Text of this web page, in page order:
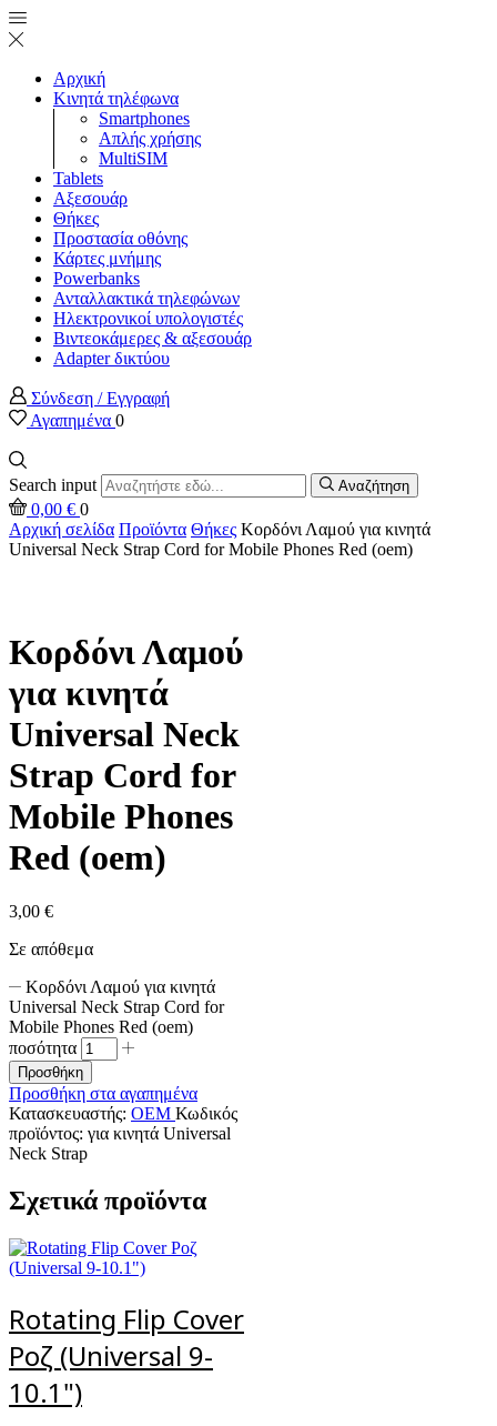
Αρχική
Κινητά τηλέφωνα
Smartphones
Απλής χρήσης
MultiSIM
Tablets
Αξεσουάρ
Θήκες
Προστασία οθόνης
Κάρτες μνήμης
Powerbanks
Ανταλλακτικά τηλεφώνων
Ηλεκτρονικοί υπολογιστές
Βιντεοκάμερες & αξεσουάρ
Adapter δικτύου
Σύνδεση / Εγγραφή
Αγαπημένα 0
Search input Αναζήτηση
0,00 € 0
Αρχική σελίδα Προϊόντα Θήκες Κορδόνι Λαμού για κινητά
Universal Neck Strap Cord for Mobile Phones Red (oem)
Κορδόνι Λαμού
για κινητά
Universal Neck
Strap Cord for
Mobile Phones
Red (oem)
3,00 €
Σε απόθεμα
Κορδόνι Λαμού για κινητά
Universal Neck Strap Cord for
Mobile Phones Red (oem)
ποσότητα
Προσθήκη
Προσθήκη στα αγαπημένα
Κατασκευαστής: OEM Κωδικός
προϊόντος: για κινητά Universal
Neck Strap
Σχετικά προϊόντα
Rotating Flip Cover
Ροζ (Universal 9-
10.1")